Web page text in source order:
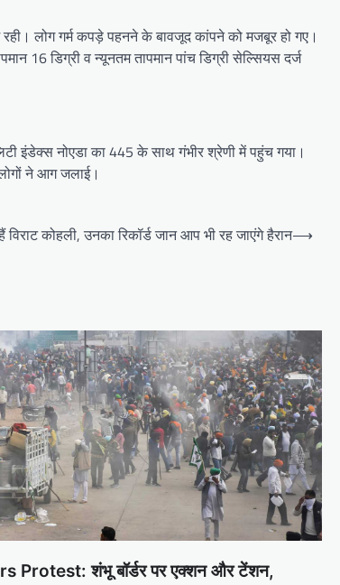
लोग गर्म कपड़े पहनने के बावजूद कांपने को मजबूर हो गए।
16 डिग्री व न्यूनतम तापमान पांच डिग्री सेल्सियस दर्ज
इंडेक्स नोएडा का 445 के साथ गंभीर श्रेणी में पहुंच गया।
ने आग जलाई।
कोहली, उनका रिकॉर्ड जान आप भी रह जाएंगे हैरान⟶
Protest: शंभू बॉर्डर पर एक्शन और टेंशन,